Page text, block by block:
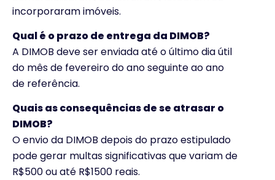
incorporaram imóveis.
Qual é o prazo de entrega da DIMOB?
A DIMOB deve ser enviada até o último dia útil
do mês de fevereiro do ano seguinte ao ano
de referência.
Quais as consequências de se atrasar o
DIMOB?
O envio da DIMOB depois do prazo estipulado
pode gerar multas significativas que variam de
R$500 ou até R$1500 reais.